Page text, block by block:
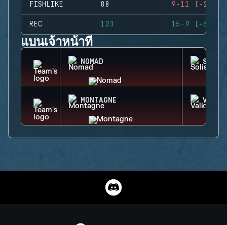
FISHLIKE 88 9-11 (-2)
REC 123 15-9 (+6)
แบนเจ้าหน้าที่
NOMAD SOLIS
MONTAGNE